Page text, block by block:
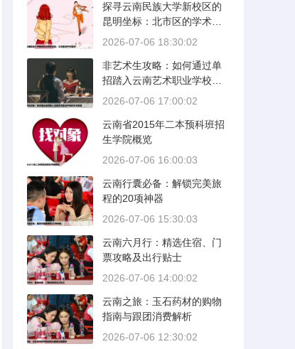
探寻云南民族大学新校区的
昆明坐标：北市区的学术绿
洲
2026-07-06 18:30:02
非艺术生攻略：如何通过单
招踏入云南艺术职业学校的
艺术殿堂
2026-07-06 17:00:02
云南省2015年二本预科班招
生学院概览
2026-07-06 16:00:03
云南行囊必备：解锁完美旅
程的20项神器
2026-07-06 15:30:03
云南六月行：精选住宿、门
票攻略及出行贴士
2026-07-06 14:00:02
云南之旅：玉石药材的购物
指南与跟团消费解析
2026-07-06 12:30:02